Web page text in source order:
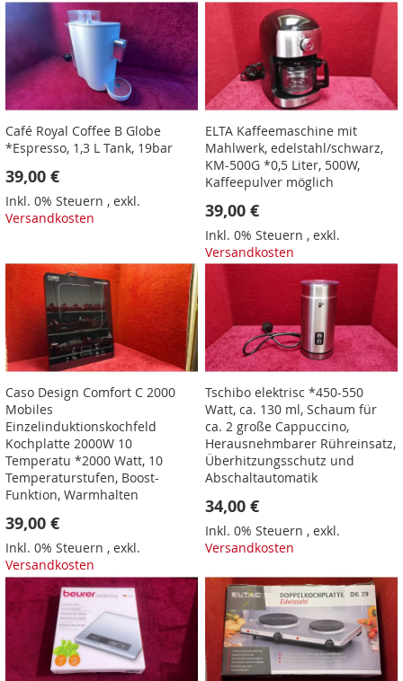
Café Royal Coffee B Globe
*Espresso, 1,3 L Tank, 19bar
39,00 €
Inkl. 0% Steuern , exkl.
Versandkosten
ELTA Kaffeemaschine mit
Mahlwerk, edelstahl/schwarz,
KM-500G *0,5 Liter, 500W,
Kaffeepulver möglich
39,00 €
Inkl. 0% Steuern ,exkl.
Versandkosten
Caso Design Comfort C 2000
Mobiles
Einzelinduktionskochfeld
Kochplatte 2000W 10
Temperatu *2000 Watt, 10
Temperaturstufen, Boost-
Funktion, Warmhalten
39,00 €
Inkl. 0% Steuern , exkl.
Versandkosten
Tschibo elektrisc *450-550
Watt, ca. 130 ml, Schaum für
ca. 2 große Cappuccino,
Herausnehmbarer Rühreinsatz,
Überhitzungsschutz und
Abschaltautomatik
34,00 €
Inkl. 0% Steuern ,exkl.
Versandkosten